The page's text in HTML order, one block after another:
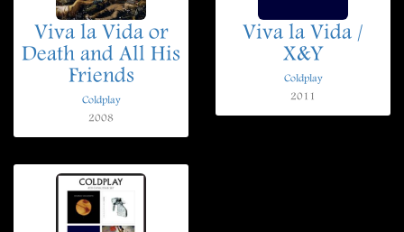
Viva la Vida or
Death and All His
Friends
Coldplay
2008
Viva la Vida /
X&Y
Coldplay
2011